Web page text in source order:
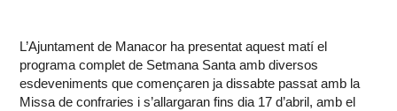
L’Ajuntament de Manacor ha presentat aquest matí el
programa complet de Setmana Santa amb diversos
esdeveniments que començaren ja dissabte passat amb la
Missa de confraries i s’allargaran fins dia 17 d’abril, amb el